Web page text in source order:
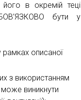
його в окремій теці
бути у
рамках описаної
з використанням
може виникнути